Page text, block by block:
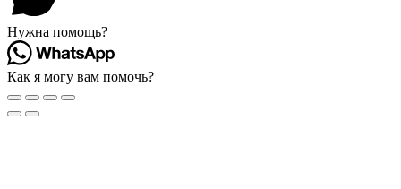
Нужна помощь?
Как я могу вам помочь?